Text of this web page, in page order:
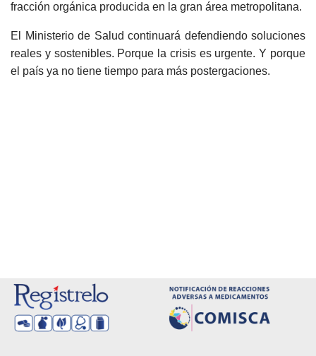
fracción orgánica producida en la gran área metropolitana.
El Ministerio de Salud continuará defendiendo soluciones
reales y sostenibles. Porque la crisis es urgente. Y porque
el país ya no tiene tiempo para más postergaciones.